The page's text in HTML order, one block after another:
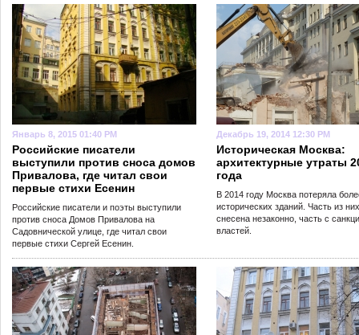
Январь 8, 2015 01:40 PM
Российские писатели
выступили против сноса домов
Привалова, где читал свои
первые стихи Есенин
Российские писатели и поэты выступили
против сноса Домов Привалова на
Садовнической улице, где читал свои
первые стихи Сергей Есенин.
Декабрь 19, 2014 12:30 PM
Историческая Москва:
архитектурные утраты
года
В 2014 году Москва потеряла
исторических зданий. Часть из
снесена незаконно, часть с
властей.